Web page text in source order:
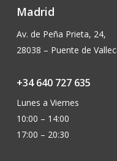
Madrid
Av. de Peña Prieta, 24,
28038 – Puente de
+34 640 727 635
Lunes a Viernes
10:00 – 14:00
17:00 – 20:30